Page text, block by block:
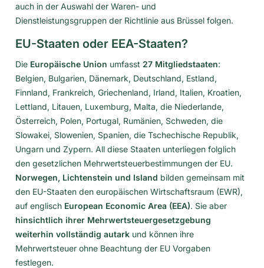
auch in der Auswahl der Waren- und
Dienstleistungsgruppen der Richtlinie aus Brüssel folgen.
EU-Staaten oder EEA-Staaten?
Die Europäische Union umfasst 27 Mitgliedstaaten:
Belgien, Bulgarien, Dänemark, Deutschland, Estland,
Finnland, Frankreich, Griechenland, Irland, Italien, Kroatien,
Lettland, Litauen, Luxemburg, Malta, die Niederlande,
Österreich, Polen, Portugal, Rumänien, Schweden, die
Slowakei, Slowenien, Spanien, die Tschechische Republik,
Ungarn und Zypern. All diese Staaten unterliegen folglich
den gesetzlichen Mehrwertsteuerbestimmungen der EU.
Norwegen, Lichtenstein und Island bilden gemeinsam mit
den EU-Staaten den europäischen Wirtschaftsraum (EWR),
auf englisch European Economic Area (EEA). Sie aber
hinsichtlich ihrer Mehrwertsteuergesetzgebung
weiterhin vollständig autark und können ihre
Mehrwertsteuer ohne Beachtung der EU Vorgaben
festlegen.